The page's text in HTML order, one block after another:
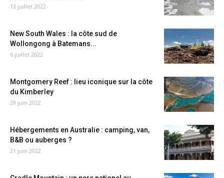
13 juillet 2022
New South Wales : la côte sud de
Wollongong à Batemans...
6 juillet 2022
Montgomery Reef : lieu iconique sur la côte
du Kimberley
29 juin 2022
Hébergements en Australie : camping, van,
B&B ou auberges ?
21 juin 2022